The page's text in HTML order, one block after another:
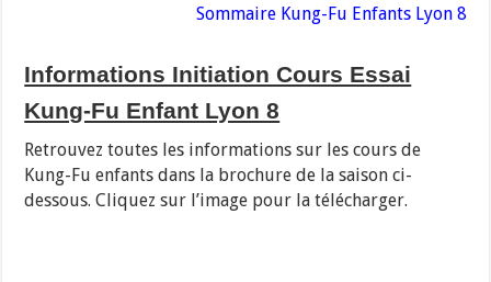
Sommaire Kung-Fu Enfants Lyon 8
Informations Initiation Cours Essai
Kung-Fu Enfant Lyon 8
Retrouvez toutes les informations sur les cours de
Kung-Fu enfants dans la brochure de la saison ci-
dessous. Cliquez sur l’image pour la télécharger.